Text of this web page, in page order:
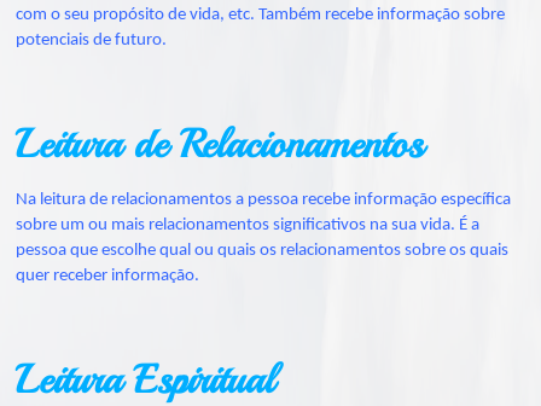
com o seu propósito de vida, etc. Também recebe informação sobre
potenciais de futuro.
Leitura de Relacionamentos
Na leitura de relacionamentos a pessoa recebe informação específica
sobre um ou mais relacionamentos significativos na sua vida. É a
pessoa que escolhe qual ou quais os relacionamentos sobre os quais
quer receber informação.
Leitura Espiritual